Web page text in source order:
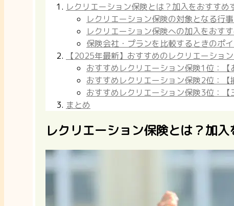
レクリエーション保険とは？加入をおすすめ
レクリエーション保険の対象となる行
レクリエーション保険への加入をおす
保険会社・プランを比較するときのポ
【2025年最新】おすすめのレクリエーショ
おすすめレクリエーション保険1位：
おすすめレクリエーション保険2位：
おすすめレクリエーション保険3位：
まとめ
レクリエーション保険とは？加